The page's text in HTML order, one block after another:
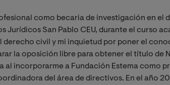
como becaria de investigación en el
Jurídicos San Pablo CEU, durante el curso
derecho civil y mi inquietud por poner el
la oposición libre para obtener el título de
al incorporarme a Fundación Estema como
del área de directivos. En el año